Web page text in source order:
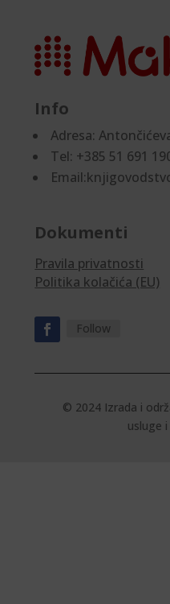
Info
Adresa:
Tel: +385 51 691
Dokumenti
Pravila privatnosti
Politika kolačića (EU)
Follow
© 2024 Izrada i
usluge